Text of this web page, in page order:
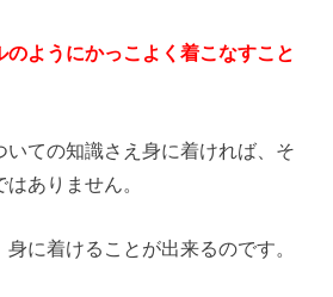
ようにかっこ よく着こなすこと
いての知識さえ身に着ければ、そ
ありません。
に着けることが出来るのです。